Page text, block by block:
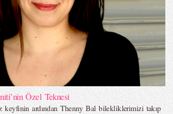
Özel Teknesi
keyfinin ardından Thenny Bal bilekliklerimizi takıp